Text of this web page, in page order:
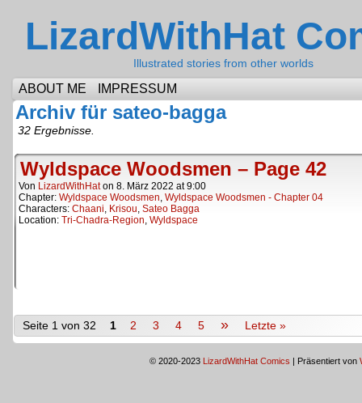
LizardWithHat
Illustrated stories from other worlds
ABOUT ME IMPRESSUM
Archiv für sateo-bagga
32 Ergebnisse.
Wyldspace Woodsmen – Page 42
Von LizardWithHat on 8. März 2022 at9:00
Chapter: Wyldspace Woodsmen, Wyldspace Woodsmen - Chapter 04
Characters: Chaani, Krisou, Sateo Bagga
Location: Tri-Chadra-Region, Wyldspace
Seite 1 von 32 1 2 3 4 5 » Letzte »
© 2020-2023 LizardWithHat Comics | Präsentiert von